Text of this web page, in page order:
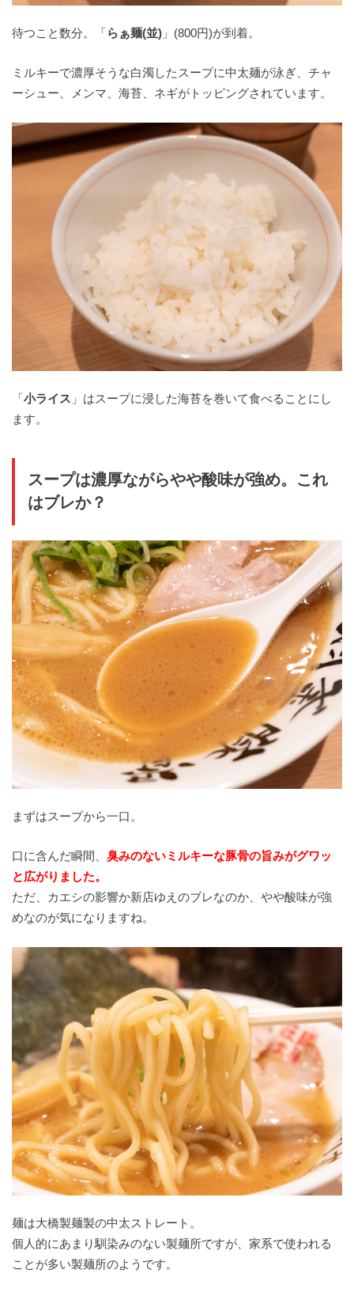
待つこと数分。「 らぁ麺(並) 」(800円)が到着。
ミルキーで濃厚そうな白濁したスープに中太麺が泳ぎ、チャ
ーシュー、メンマ、海苔、ネギがトッピングされています。
「 小ライス 」はスープに浸した海苔を巻いて食べることにし
ます。
スープは濃厚ながらやや酸味が強め。これ
はブレか？
まずはスープから一口。
口に含んだ瞬間、 臭みのないミルキーな豚骨の旨みがグワッ
と広がりました。
ただ、カエシの影響か新店ゆえのブレなのか、やや酸味が強
めなのが気になりますね。
麺は大橋製麺製の中太ストレート。
個人的にあまり馴染みのない製麺所ですが、家系で使われる
ことが多い製麺所のようです。